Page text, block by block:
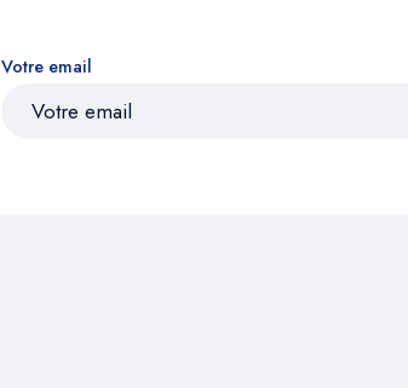
Votre email